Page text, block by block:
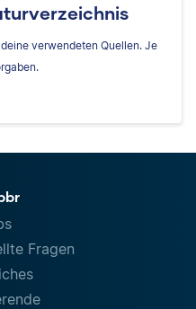
verwendeten Quellen. Je
Fragen